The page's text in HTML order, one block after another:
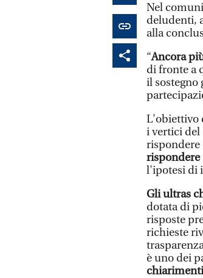
Nel
deludenti,
alla
“Ancora
di fronte a
il sostegno
L'obiettivo
i vertici del
rispondere
rispondere
l'ipotesi di
Gli ultras
dotata di
risposte
richieste
è uno dei